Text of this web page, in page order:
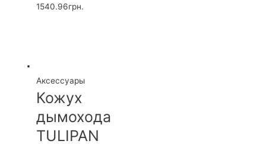
1540.96грн.
Аксессуары
Кожух
дымохода
TULIPAN